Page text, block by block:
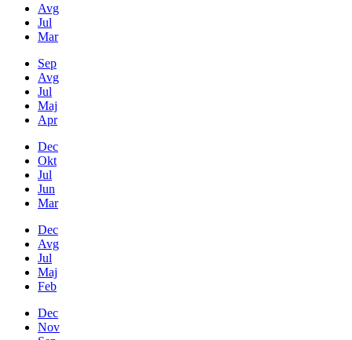
Avg
Jul
Mar
Sep
Avg
Jul
Maj
Apr
Dec
Okt
Jul
Jun
Mar
Dec
Avg
Jul
Maj
Feb
Dec
Nov